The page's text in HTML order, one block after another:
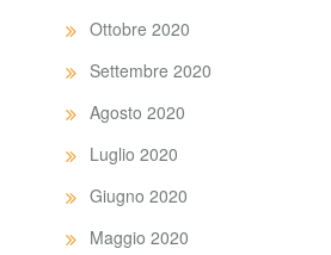
Ottobre 2020
Settembre 2020
Agosto 2020
Luglio 2020
Giugno 2020
Maggio 2020